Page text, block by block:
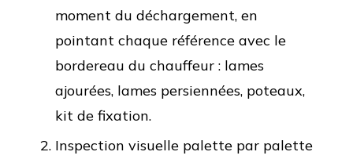
moment du déchargement, en
pointant chaque référence avec le
bordereau du chauffeur : lames
ajourées, lames persiennées, poteaux,
kit de fixation.
Inspection visuelle palette par palette